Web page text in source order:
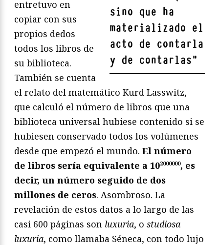
sino que ha
materializado el
acto de contarla
y de contarlas"
entretuvo en
copiar con sus
propios dedos
todos los libros de
su biblioteca.
También se cuenta
el relato del matemático Kurd Lasswitz,
que calculó el número de libros que una
biblioteca universal hubiese contenido si se
hubiesen conservado todos los volúmenes
desde que empezó el mundo. El número
de libros sería equivalente a 102000000, es
decir, un número seguido de dos
millones de ceros. Asombroso. La
revelación de estos datos a lo largo de las
casi 600 páginas son luxuria, o studiosa
luxuria, como llamaba Séneca, con todo lujo